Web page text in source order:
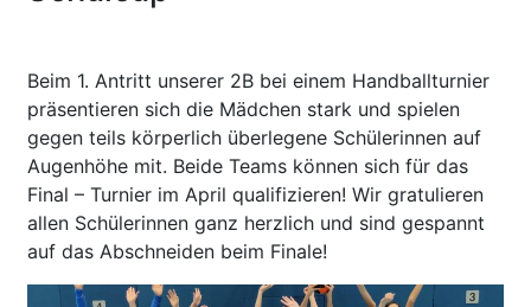
Beim 1. Antritt unserer 2B bei einem Handballturnier
präsentieren sich die Mädchen stark und spielen
gegen teils körperlich überlegene Schülerinnen auf
Augenhöhe mit. Beide Teams können sich für das
Final – Turnier im April qualifizieren! Wir gratulieren
allen Schülerinnen ganz herzlich und sind gespannt
auf das Abschneiden beim Finale!